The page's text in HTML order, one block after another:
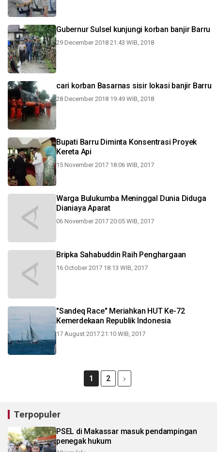
Gubernur Sulsel kunjungi korban banjir Barru
29 December 2018 21:43 WIB, 2018
cari korban Basarnas sisir lokasi banjir Barru
28 December 2018 19:49 WIB, 2018
Bupati Barru Diminta Konsentrasi Proyek
Kereta Api
15 November 2017 18:06 WIB, 2017
Warga Bulukumba Meninggal Dunia Diduga
Dianiaya Aparat
06 November 2017 20:05 WIB, 2017
Bripka Sahabuddin Raih Penghargaan
16 October 2017 18:13 WIB, 2017
"Sandeq Race" Meriahkan HUT Ke-72
Kemerdekaan Republik Indonesia
17 August 2017 21:10 WIB, 2017
1 2
Terpopuler
PSEL di Makassar masuk pendampingan
penegak hukum